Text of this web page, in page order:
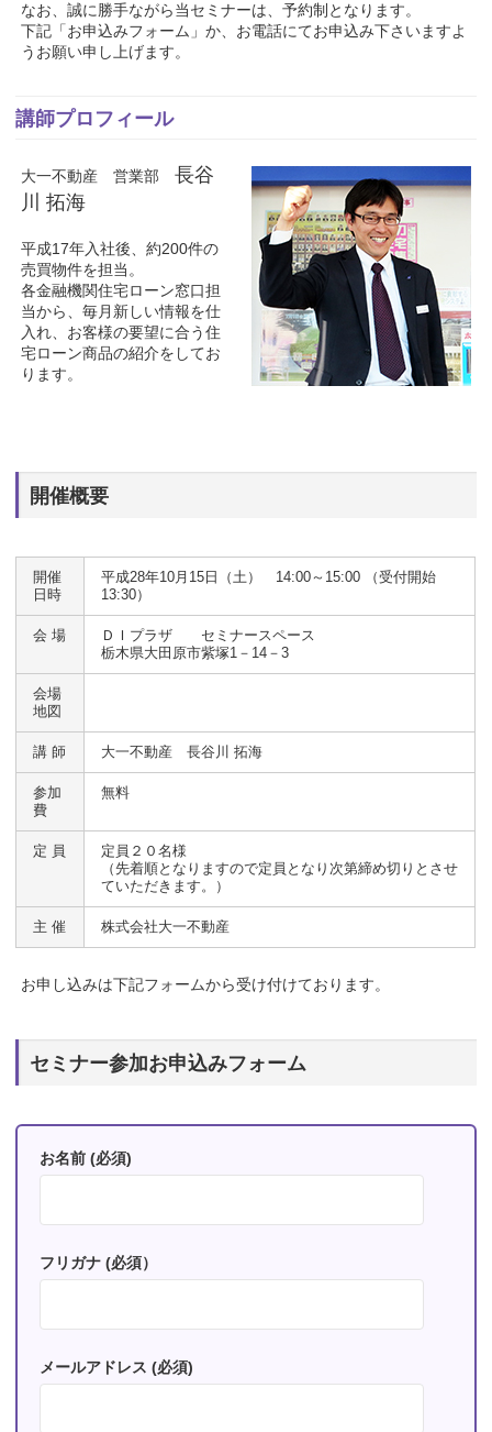
なお、誠に勝手ながら当セミナーは、予約制となります。
下記「お申込みフォーム」か、お電話にてお申込み下さいますよ
うお願い申し上げます。
講師プロフィール
大一不動産 営業部長谷
川 拓海
平成17年入社後、約200件の
売買物件を担当。
各金融機関住宅ローン窓口担
当から、毎月新しい情報を仕
入れ、お客様の要望に合う住
宅ローン商品の紹介をしてお
ります。
開催概要
開催
日時
平成28年10月15日（土） 14:00～15:00 （受付開始
13:30）
会 場
ＤＩプラザ セミナースペース
栃木県大田原市紫塚1－14－3
会場
地図
講 師 大一不動産 長谷川 拓海
参加
費
無料
定 員
定員２０名様
（先着順となりますので定員となり次第締め切りとさせ
ていただきます。）
主 催 株式会社大一不動産
お申し込みは下記フォームから受け付けております。
セミナー参加お申込みフォーム
お名前 (必須)
フリガナ (必須）
メールアドレス (必須)